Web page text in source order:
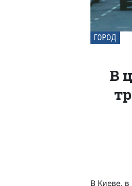
ГОРОД
В
В Киеве,